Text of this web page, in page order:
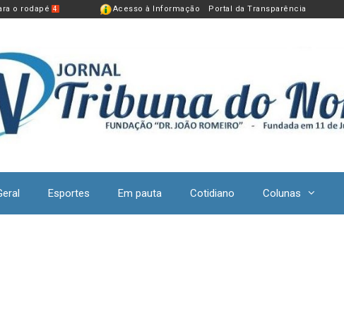
o rodapé 4 Acesso à Informação Portal da Transparência
Esportes Em pauta Cotidiano Colunas